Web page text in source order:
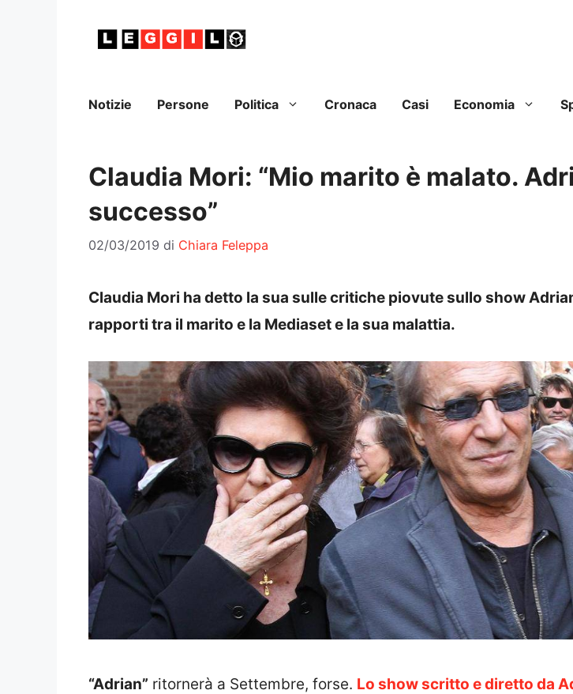
Notizie Persone Politica Cronaca Casi Economia
Claudia Mori: “Mio marito è malato.
successo”
02/03/2019 di Chiara Feleppa
Claudia Mori ha detto la sua sulle critiche piovute sullo show
rapporti tra il marito e la Mediaset e la sua malattia.
“Adrian” ritornerà a Settembre, forse. Lo show scritto e diretto da